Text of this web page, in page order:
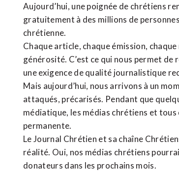
Aujourd’hui, une poignée de chrétiens
gratuitement à des millions de
chrétienne.
Chaque article, chaque émission,
générosité. C’est ce qui nous permet
une exigence de qualité journalistique
Mais aujourd’hui, nous arrivons à un
attaqués, précarisés. Pendant que
médiatique, les médias chrétiens et
permanente.
Le Journal Chrétien et sa chaîne
réalité. Oui, nos médias chrétiens
donateurs dans les prochains mois.